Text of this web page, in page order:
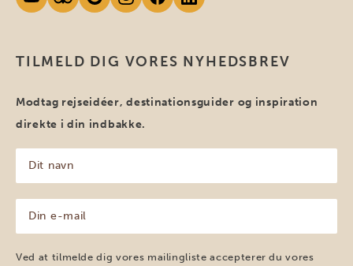
TILMELD DIG VORES NYHEDSBREV
Modtag rejseidéer, destinationsguider og inspiration
direkte i din indbakke.
navn
(Påkrævet)
mail
(Påkrævet)
Ved at tilmelde dig vores mailingliste accepterer du vores